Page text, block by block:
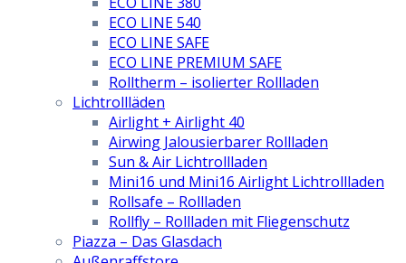
ECO LINE 540
ECO LINE SAFE
ECO LINE PREMIUM SAFE
Rolltherm – isolierter Rollladen
Lichtrollläden
Airlight + Airlight 40
Airwing Jalousierbarer Rollladen
Sun & Air Lichtrollladen
Mini16 und Mini16 Airlight Lichtrollladen
Rollsafe – Rollladen
Rollfly – Rollladen mit Fliegenschutz
Piazza – Das Glasdach